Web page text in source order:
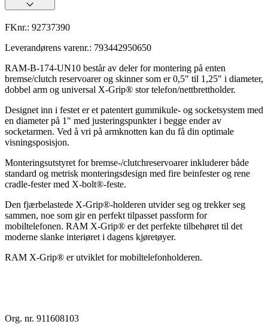
FKnr.: 92737390
Leverandørens varenr.: 793442950650
RAM-B-174-UN10 består av deler for montering på enten
bremse/clutch reservoarer og skinner som er 0,5" til 1,25" i diameter,
dobbel arm og universal X-Grip® stor telefon/nettbrettholder.
Designet inn i festet er et patentert gummikule- og socketsystem med
en diameter på 1" med justeringspunkter i begge ender av
socketarmen. Ved å vri på armknotten kan du få din optimale
visningsposisjon.
Monteringsutstyret for bremse-/clutchreservoarer inkluderer både
standard og metrisk monteringsdesign med fire beinfester og rene
cradle-fester med X-bolt®-feste.
Den fjærbelastede X-Grip®-holderen utvider seg og trekker seg
sammen, noe som gir en perfekt tilpasset passform for
mobiltelefonen. RAM X-Grip® er det perfekte tilbehøret til det
moderne slanke interiøret i dagens kjøretøyer.
RAM X-Grip® er utviklet for mobiltelefonholderen.
Org. nr. 911608103